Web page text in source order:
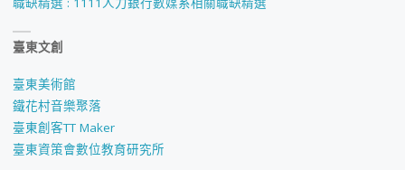
臺東文創
臺東美術館
鐵花村音樂聚落
臺東創客TT Maker
臺東資策會數位教育研究所